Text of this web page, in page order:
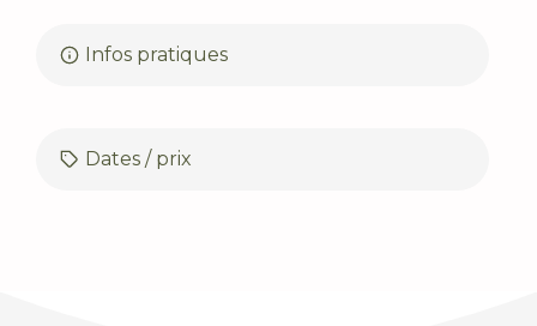
Infos pratiques
Dates / prix